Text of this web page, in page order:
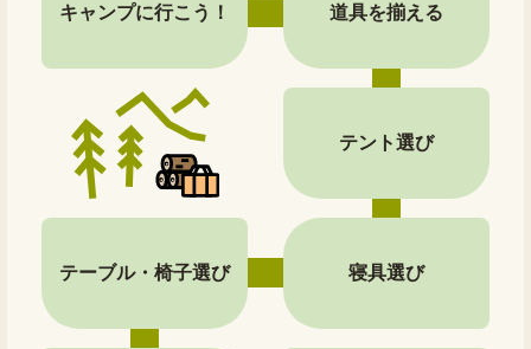
キャンプに行こう！ 道具を揃える
テント選び
テーブル・椅子選び 寝具選び